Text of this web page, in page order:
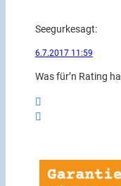
Seegurkesagt:
6.7.2017 11:59
Was für’n Rating